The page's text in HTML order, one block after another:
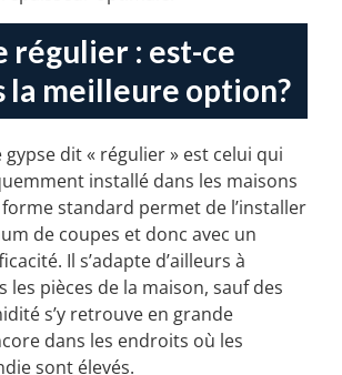
régulier : est-ce
la meilleure option?
gypse dit « régulier » est celui qui
installé dans les maisons
standard permet de l’installer
de coupes et donc avec un
Il s’adapte d’ailleurs à
pièces de la maison, sauf des
s’y retrouve en grande
dans les endroits où les